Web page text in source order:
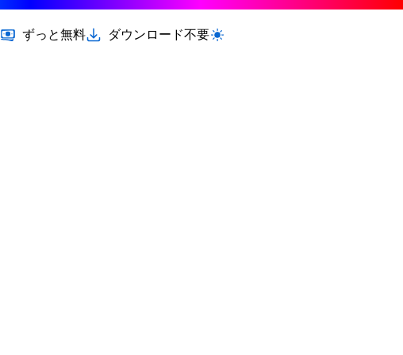
ずっと無料 ダウンロード不要ライト/ダークモードを切り替える